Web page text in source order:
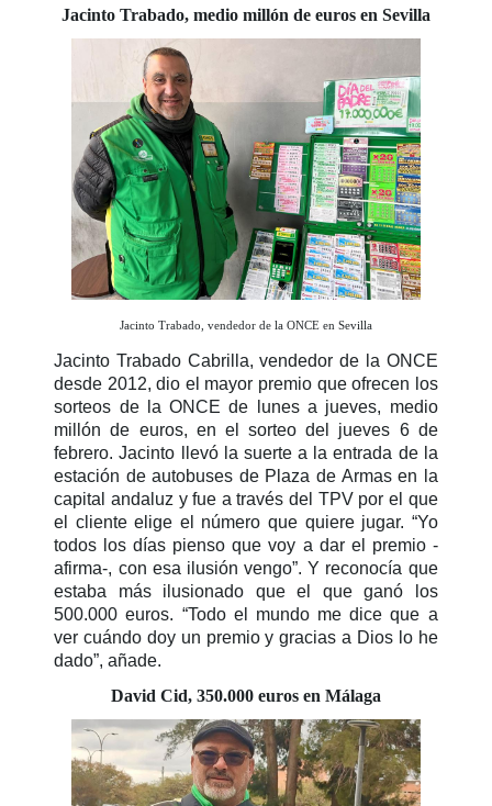
Jacinto Trabado, medio millón de euros en Sevilla
Jacinto Trabado, vendedor de la ONCE en Sevilla
Jacinto Trabado Cabrilla, vendedor de la ONCE
desde 2012, dio el mayor premio que ofrecen los
sorteos de la ONCE de lunes a jueves, medio
millón de euros, en el sorteo del jueves 6 de
febrero. Jacinto llevó la suerte a la entrada de la
estación de autobuses de Plaza de Armas en la
capital andaluz y fue a través del TPV por el que
el cliente elige el número que quiere jugar. “Yo
todos los días pienso que voy a dar el premio -
afirma-, con esa ilusión vengo”. Y reconocía que
estaba más ilusionado que el que ganó los
500.000 euros. “Todo el mundo me dice que a
ver cuándo doy un premio y gracias a Dios lo he
dado”, añade.
David Cid, 350.000 euros en Málaga